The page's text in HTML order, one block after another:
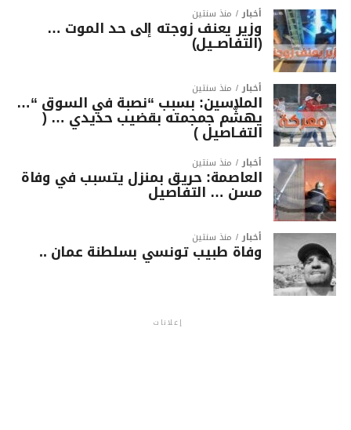
أخبار منذ سنتين
وزير يعنف زوجته إلى حد الموت …
(التفاصــيل)
أخبار منذ سنتين
الملاسين: بسبب “نصبة في السوق “…
يهشّم جمجمته بقضيب حديدي … (
التفـاصيل )
أخبار منذ سنتين
العاصمة: حريق بمنزل يتسبب في وفاة
مسن … التفاصيل
أخبار منذ سنتين
وفاة طبيب تونسي بسلطنة عمان ..
إعلانات